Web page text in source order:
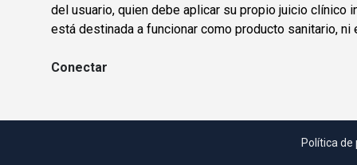
del usuario, quien debe aplicar su propio juicio clínico
está destinada a funcionar como producto sanitario,
Conectar
Política de